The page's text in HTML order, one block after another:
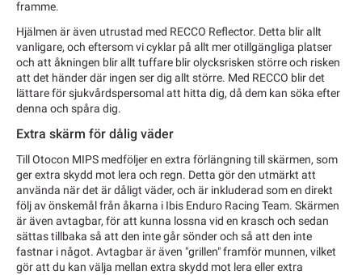
framme.
Hjälmen är även utrustad med RECCO Reflector. Detta blir allt
vanligare, och eftersom vi cyklar på allt mer otillgängliga platser
och att åkningen blir allt tuffare blir olycksrisken större och risken
att det händer där ingen ser dig allt större. Med RECCO blir det
lättare för sjukvårdspersomal att hitta dig, då dem kan söka efter
denna och spåra dig.
Extra skärm för dålig väder
Till Otocon MIPS medföljer en extra förlängning till skärmen, som
ger extra skydd mot lera och regn. Detta gör den utmärkt att
använda när det är dåligt väder, och är inkluderad som en direkt
följ av önskemål från åkarna i Ibis Enduro Racing Team. Skärmen
är även avtagbar, för att kunna lossna vid en krasch och sedan
sättas tillbaka så att den inte går sönder och så att den inte
fastnar i något. Avtagbar är även "grillen" framför munnen, vilket
gör att du kan välja mellan extra skydd mot lera eller extra